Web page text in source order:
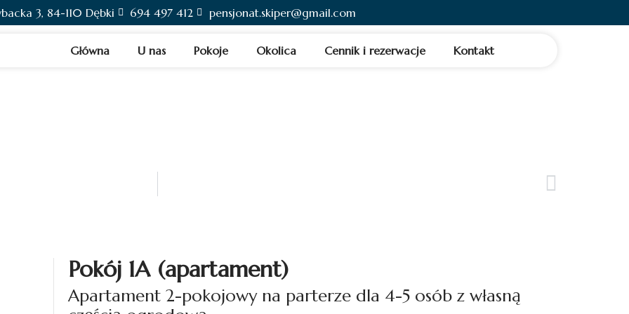
3, 84-110 Dębki 694 497 412 pensjonat.skiper@gmail.com
Główna U nas Pokoje Okolica Cennik i rezerwacje Kontakt
Pokój 1A (apartament)
Apartament 2-pokojowy na parterze dla 4-5 osób z własną